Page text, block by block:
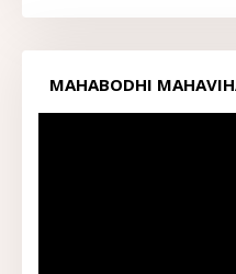
MAHABODHI
ACT1949...